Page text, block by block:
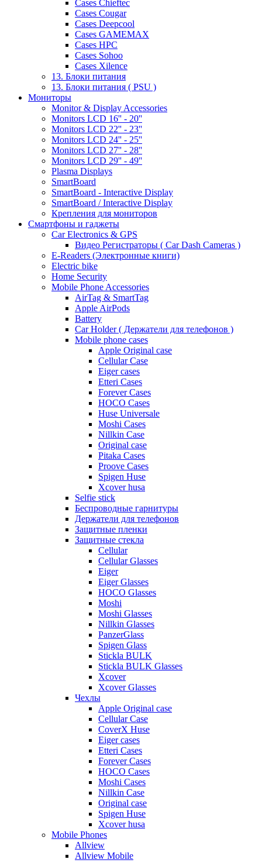
Cases Chieftec
Cases Cougar
Cases Deepcool
Cases GAMEMAX
Cases HPC
Cases Sohoo
Cases Xilence
13. Блоки питания
13. Блоки питания ( PSU )
Мониторы
Monitor & Display Accessories
Monitors LCD 16'' - 20''
Monitors LCD 22'' - 23''
Monitors LCD 24'' - 25''
Monitors LCD 27'' - 28''
Monitors LCD 29'' - 49''
Plasma Displays
SmartBoard
SmartBoard - Interactive Display
SmartBoard / Interactive Display
Крепления для мониторов
Смартфоны и гаджеты
Car Electronics & GPS
Видео Регистраторы ( Car Dash Cameras )
E-Readers (Электронные книги)
Electric bike
Home Security
Mobile Phone Accessories
AirTag & SmartTag
Apple AirPods
Battery
Car Holder ( Держатели для телефонов )
Mobile phone cases
Apple Original case
Cellular Case
Eiger cases
Etteri Cases
Forever Cases
HOCO Cases
Huse Universale
Moshi Cases
Nillkin Case
Original case
Pitaka Cases
Proove Cases
Spigen Huse
Xcover husa
Selfie stick
Беспроводные гарнитуры
Держатели для телефонов
Защитные пленки
Защитные стекла
Cellular
Cellular Glasses
Eiger
Eiger Glasses
HOCO Glasses
Moshi
Moshi Glasses
Nillkin Glasses
PanzerGlass
Spigen Glass
Stickla BULK
Stickla BULK Glasses
Xcover
Xcover Glasses
Чехлы
Apple Original case
Cellular Case
CoverX Huse
Eiger cases
Etteri Cases
Forever Cases
HOCO Cases
Moshi Cases
Nillkin Case
Original case
Spigen Huse
Xcover husa
Mobile Phones
Allview
Allview Mobile